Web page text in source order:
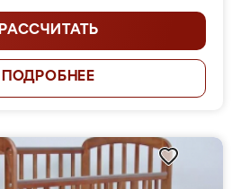
РАССЧИТАТЬ
ПОДРОБНЕЕ